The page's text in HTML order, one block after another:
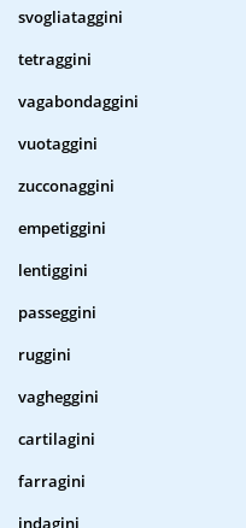
svogliataggini
tetraggini
vagabondaggini
vuotaggini
zucconaggini
empetiggini
lentiggini
passeggini
ruggini
vagheggini
cartilagini
farragini
indagini